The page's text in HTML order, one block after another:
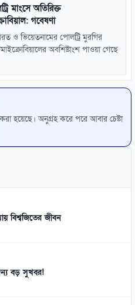
মাংসে অতিরিক্ত
গবেষণা
ও ভিয়েতনামের পোলট্রি মুরগির
অবশিষ্টাংশ পাওয়া গেছে
করা হয়েছে। অনুগ্রহ করে পরে আবার চেষ্টা
বিশ্বজিতের জীবন
বড় সুখবর!